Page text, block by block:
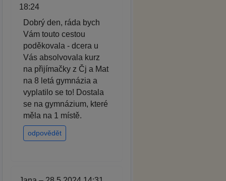
18:24
Dobrý den, ráda bych
Vám touto cestou
poděkovala - dcera u
Vás absolvovala kurz
na přijímačky z Čj a Mat
na 8 letá gymnázia a
vyplatilo se to! Dostala
se na gymnázium, které
měla na 1 místě.
odpovědět